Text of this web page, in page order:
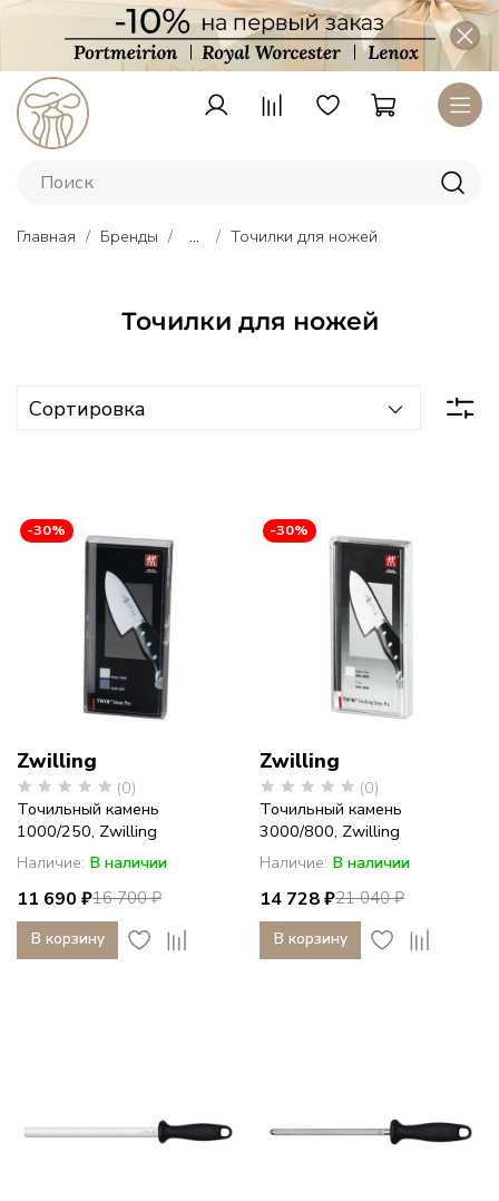
Главная Бренды ... Точилки для ножей
Точилки для ножей
Тарелки
Lenox
фарфор
историей
-30%
Zwilling
(0)
Точильный камень
1000/250, Zwilling
Наличие: В наличии
16 700 ₽
11 690 ₽
В корзину
-30%
Zwilling
(0)
Точильный камень
3000/800, Zwilling
Наличие: В наличии
21 040 ₽
14 728 ₽
В корзину